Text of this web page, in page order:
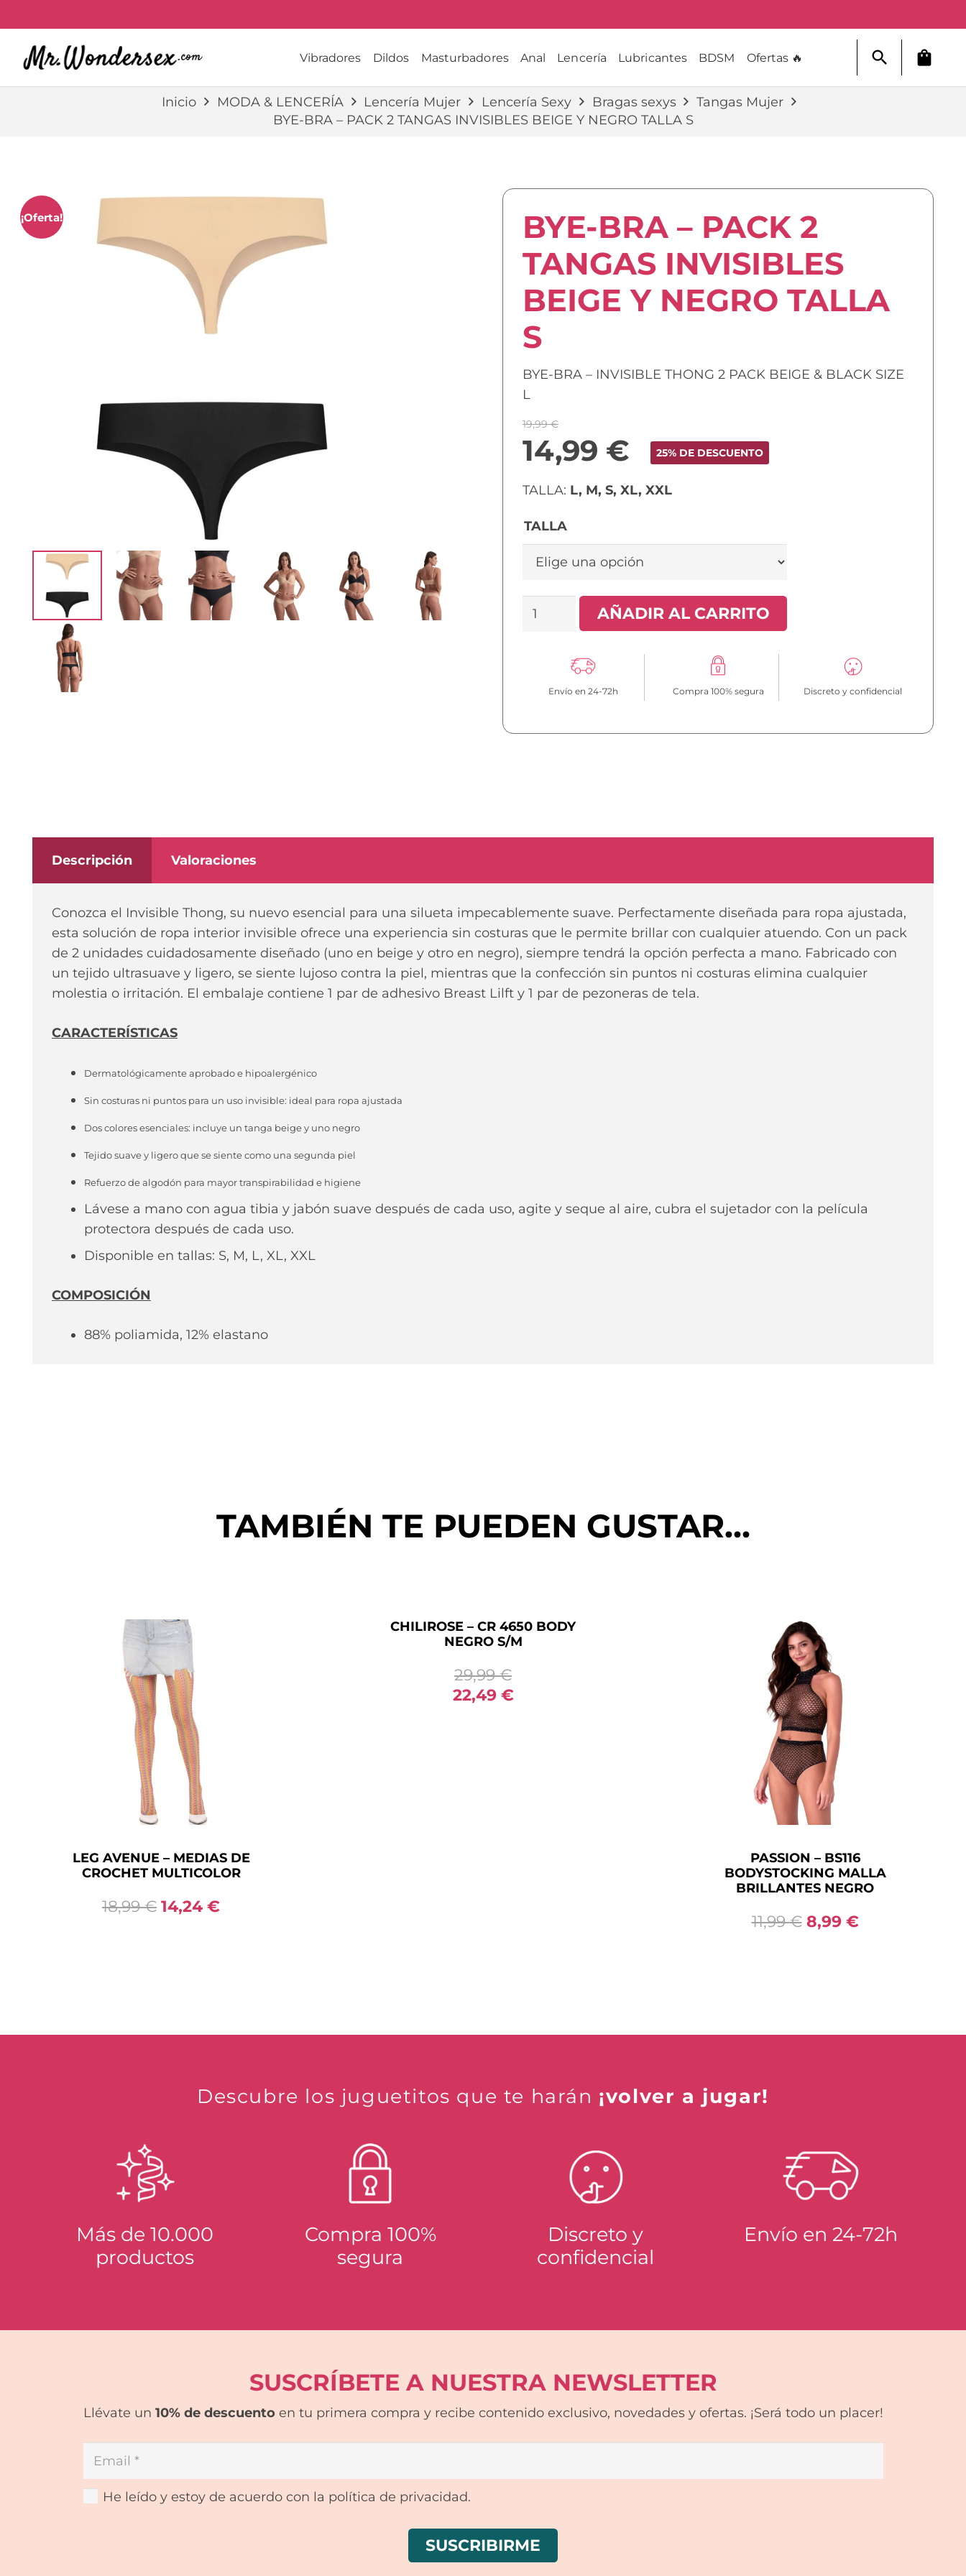
Vibradores Dildos Masturbadores Anal Lencería Lubricantes BDSM Ofertas 🔥 search shopping_bag
Inicio MODA & LENCERÍA Lencería Mujer Lencería Sexy Bragas sexys
Tangas Mujer
BYE-BRA – PACK 2 TANGAS INVISIBLES BEIGE Y NEGRO TALLA S
¡Oferta!
BYE-BRA – PACK 2
TANGAS INVISIBLES
BEIGE Y NEGRO TALLA
S
BYE-BRA – INVISIBLE THONG 2 PACK BEIGE & BLACK SIZE
L
19,99€
14,99 € 25% DE DESCUENTO
TALLA: L, M, S, XL, XXL
TALLA
BYE-
AÑADIR AL CARRITO
Envío en 24-72h Compra 100% segura Discreto y confidencial
Descripción Valoraciones
Conozca el Invisible Thong, su nuevo esencial para una silueta impecablemente suave. Perfectamente diseñada para ropa ajustada,
esta solución de ropa interior invisible ofrece una experiencia sin costuras que le permite brillar con cualquier atuendo. Con un pack
de 2 unidades cuidadosamente diseñado (uno en beige y otro en negro), siempre tendrá la opción perfecta a mano. Fabricado con
un tejido ultrasuave y ligero, se siente lujoso contra la piel, mientras que la confección sin puntos ni costuras elimina cualquier
molestia o irritación. El embalaje contiene 1 par de adhesivo Breast Lilft y 1 par de pezoneras de tela.
CARACTERÍSTICAS
Dermatológicamente aprobado e hipoalergénico
Sin costuras ni puntos para un uso invisible: ideal para ropa ajustada
Dos colores esenciales: incluye un tanga beige y uno negro
Tejido suave y ligero que se siente como una segunda piel
Refuerzo de algodón para mayor transpirabilidad e higiene
Lávese a mano con agua tibia y jabón suave después de cada uso, agite y seque al aire, cubra el sujetador con la película
protectora después de cada uso.
Disponible en tallas: S, M, L, XL, XXL
COMPOSICIÓN
88% poliamida, 12% elastano
TAMBIÉN TE PUEDEN GUSTAR…
LEG AVENUE – MEDIAS DE
CROCHET MULTICOLOR
18,99€ 14,24 €
CHILIROSE – CR 4650 BODY
NEGRO S/M
29,99€
22,49 €
PASSION – BS116
BODYSTOCKING MALLA
BRILLANTES NEGRO
11,99€ 8,99 €
Descubre los juguetitos que te harán ¡volver a jugar!
Más de 10.000
productos
Compra 100%
segura
Discreto y
confidencial
Envío en 24-72h
SUSCRÍBETE A NUESTRA NEWSLETTER
Llévate un 10% de descuentoen tu primera compra y recibe contenido exclusivo, novedades y ofertas. ¡Será todo un placer!
He leído y estoy de acuerdo con la política de privacidad.